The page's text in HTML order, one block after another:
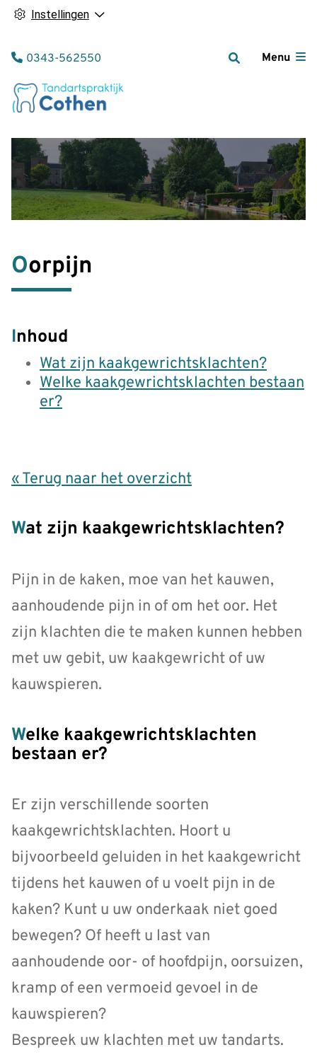
Instellingen
Menu
Tel:
0343-562550
Oorpijn
Inhoud
Wat zijn kaakgewrichtsklachten?
Welke kaakgewrichtsklachten bestaan
er?
« Terug naar het overzicht
Wat zijn kaakgewrichtsklachten?
Pijn in de kaken, moe van het kauwen,
aanhoudende pijn in of om het oor. Het
zijn klachten die te maken kunnen hebben
met uw gebit, uw kaakgewricht of uw
kauwspieren.
Welke kaakgewrichtsklachten
bestaan er?
Er zijn verschillende soorten
kaakgewrichtsklachten. Hoort u
bijvoorbeeld geluiden in het kaakgewricht
tijdens het kauwen of u voelt pijn in de
kaken? Kunt u uw onderkaak niet goed
bewegen? Of heeft u last van
aanhoudende oor- of hoofdpijn, oorsuizen,
kramp of een vermoeid gevoel in de
kauwspieren?
Bespreek uw klachten met uw tandarts.